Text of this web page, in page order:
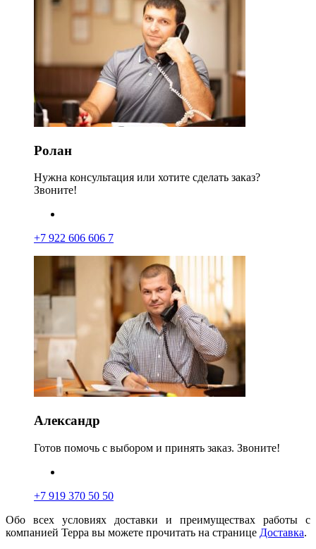
Ролан
Нужна консультация или хотите сделать заказ?
Звоните!
+7 922 606 606 7
Александр
Готов помочь с выбором и принять заказ. Звоните!
+7 919 370 50 50
Обо всех условиях доставки и преимуществах работы с
компанией Терра вы можете прочитать на странице Доставка.